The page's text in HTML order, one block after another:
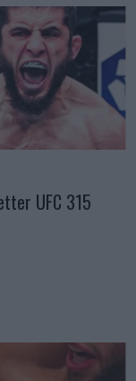
UFC 315